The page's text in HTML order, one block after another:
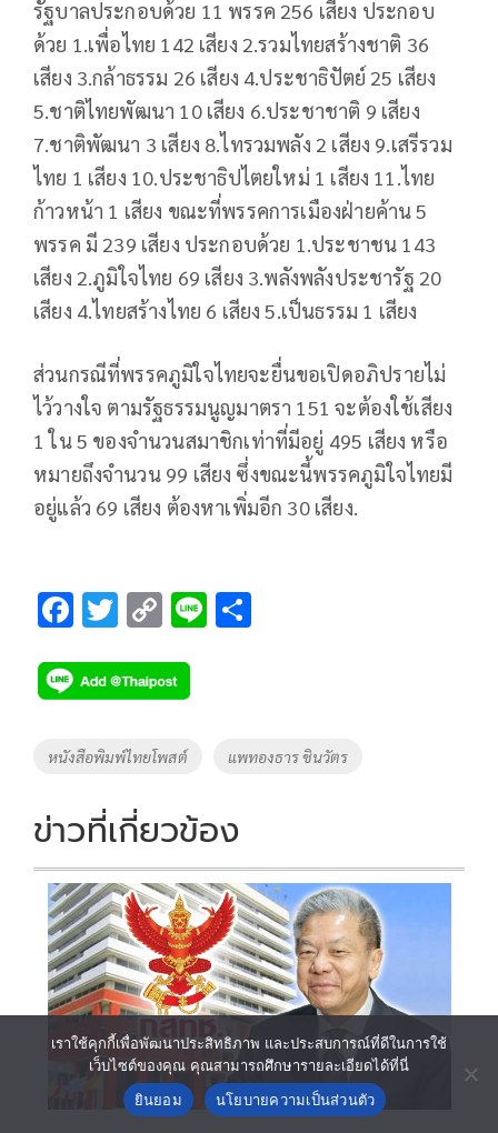
รัฐบาลประกอบด้วย 11 พรรค 256 เสียง ประกอบ
ด้วย 1.เพื่อไทย 142 เสียง 2.รวมไทยสร้างชาติ 36
เสียง 3.กล้าธรรม 26 เสียง 4.ประชาธิปัตย์ 25 เสียง
5.ชาติไทยพัฒนา 10 เสียง 6.ประชาชาติ 9 เสียง
7.ชาติพัฒนา 3 เสียง 8.ไทรวมพลัง 2 เสียง 9.เสรีรวม
ไทย 1 เสียง 10.ประชาธิปไตยใหม่ 1 เสียง 11.ไทย
ก้าวหน้า 1 เสียง ขณะที่พรรคการเมืองฝ่ายค้าน 5
พรรค มี 239 เสียง ประกอบด้วย 1.ประชาชน 143
เสียง 2.ภูมิใจไทย 69 เสียง 3.พลังพลังประชารัฐ 20
เสียง 4.ไทยสร้างไทย 6 เสียง 5.เป็นธรรม 1 เสียง
ส่วนกรณีที่พรรคภูมิใจไทยจะยื่นขอเปิดอภิปรายไม่
ไว้วางใจ ตามรัฐธรรมนูญมาตรา 151 จะต้องใช้เสียง
1 ใน 5 ของจำนวนสมาชิกเท่าที่มีอยู่ 495 เสียง หรือ
หมายถึงจำนวน 99 เสียง ซึ่งขณะนี้พรรคภูมิใจไทยมี
อยู่แล้ว 69 เสียง ต้องหาเพิ่มอีก 30 เสียง.
F
e
b
o
k
T
tt
er
C
p
y
Li
k
Li
Tags
หนังสือพิมพ์ไทยโพสต์ แพทองธาร ชินวัตร
ข่าวที่เกี่ยวข้อง
เราใช้คุกกี้เพื่อพัฒนาประสิทธิภาพ และประสบการณ์ที่ดีในการใช้
เว็บไซต์ของคุณ คุณสามารถศึกษารายละเอียดได้ที่นี่
ยินยอม
นโยบายความเป็นส่วนตัว